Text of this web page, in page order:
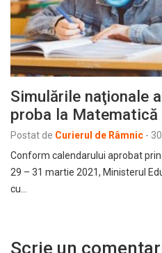
Simulările naţionale
proba la Matematică
Postat de Curierul de Râmnic -
Conform calendarului aprobat
29 – 31 martie 2021, Ministerul
cu…
Scrie un